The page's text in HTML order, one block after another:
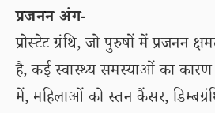
प्रजनन अंग-
प्रोस्टेट ग्रंथि, जो पुरुषों में प्रजनन
है, कई स्वास्थ्य समस्याओं का कारण
में, महिलाओं को स्तन कैंसर,